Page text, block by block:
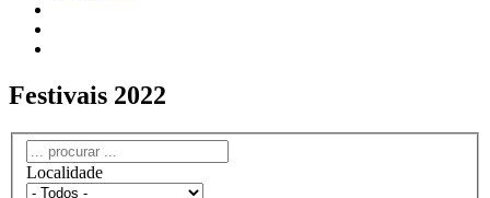
Festivais 2022
Localidade